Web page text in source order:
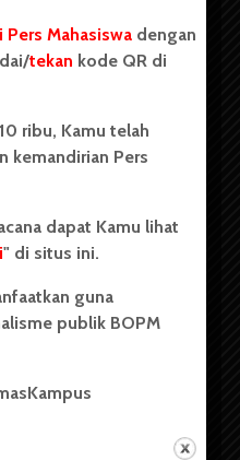
BOPM WACANA.
Wacana merupakan
kampus dan dikelola
merupakan salah satu
Universitas Sumatera
Mahasiswa dengan
tekan kode QR di
ribu, Kamu telah
kemandirian Pers
dapat Kamu lihat
" di situs ini.
guna
publik BOPM